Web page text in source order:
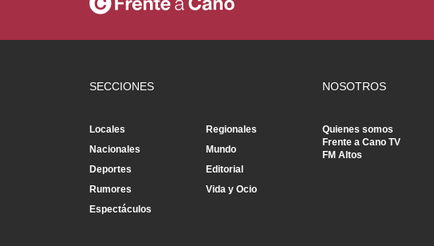
SECCIONES
Locales
Regionales
Nacionales
Mundo
Deportes
Editorial
Rumores
Vida y Ocio
Espectáculos
NOSOTROS
Quienes somos
Frente a Cano TV
FM Altos